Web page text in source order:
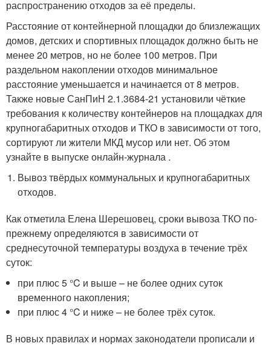
распространению отходов за её пределы.
Расстояние от контейнерной площадки до близлежащих
домов, детских и спортивных площадок должно быть не
менее 20 метров, но не более 100 метров. При
раздельном накоплении отходов минимальное
расстояние уменьшается и начинается от 8 метров.
Также новые СанПиН 2.1.3684-21 установили чёткие
требования к количеству контейнеров на площадках для
крупногабаритных отходов и ТКО в зависимости от того,
сортируют ли жители МКД мусор или нет. Об этом
узнайте в выпуске онлайн-журнала .
Вывоз твёрдых коммунальных и крупногабаритных
отходов.
Как отметила Елена Шерешовец, сроки вывоза ТКО по-
прежнему определяются в зависимости от
среднесуточной температуры воздуха в течение трёх
суток:
при плюс 5 °C и выше – не более одних суток
временного накопления;
при плюс 4 °C и ниже – не более трёх суток.
В новых правилах и нормах законодатели прописали и